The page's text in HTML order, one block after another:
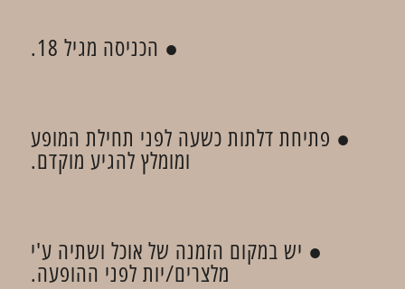
● הכניסה מגיל 18.
● פתיחת דלתות כשעה לפני תחילת המופע
ומומלץ להגיע מוקדם.
● יש במקום הזמנה של אוכל ושתיה ע'י
מלצרים/יות לפני ההופעה.